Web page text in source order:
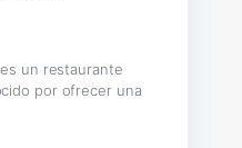
un restaurante
por ofrecer una